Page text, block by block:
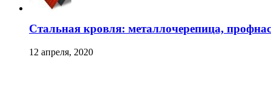
Стальная кровля: металлочерепица,
12 апреля, 2020